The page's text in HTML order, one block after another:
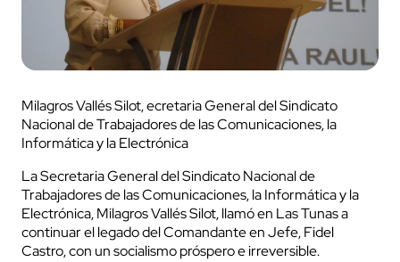
Milagros Vallés Silot, ecretaria General del Sindicato
Nacional de Trabajadores de las Comunicaciones, la
Informática y la Electrónica
La Secretaria General del Sindicato Nacional de
Trabajadores de las Comunicaciones, la Informática y la
Electrónica, Milagros Vallés Silot, llamó en Las Tunas a
continuar el legado del Comandante en Jefe, Fidel
Castro, con un socialismo próspero e irreversible.